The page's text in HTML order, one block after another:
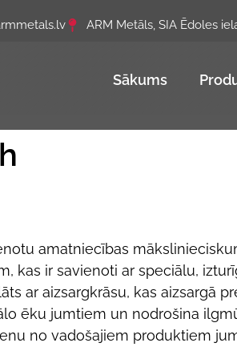
ARM Metāls, SIA Ēdoles
Sākums
amatniecības
kas ir savienoti ar speciālu,
ar aizsargkrāsu, kas aizsargā
ēku jumtiem un nodrošina
no vadošajiem produktiem